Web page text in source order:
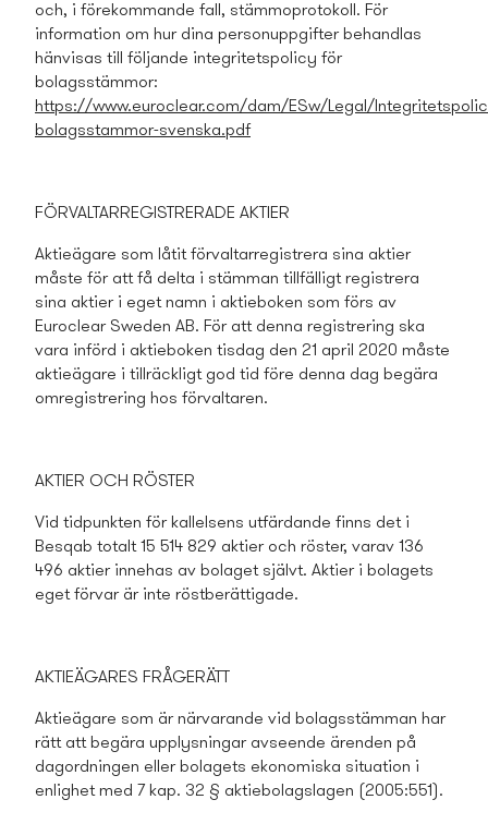
och, i förekommande fall, stämmoprotokoll. För
information om hur dina personuppgifter behandlas
hänvisas till följande integritetspolicy­ för
bolagsstämmor:
https://www.euroclear.com/dam/ESw/Legal/
bolagsstammor-svenska.pdf
FÖRVALTARREGISTRERADE AKTIER
Aktieägare som låtit förvaltarregistrera sina aktier
måste för att få delta i stämman tillfälligt registrera
sina aktier i eget namn i aktieboken som förs av
Euroclear Sweden AB. För att denna registrering ska
vara införd i aktieboken tisdag den 21 april 2020 måste
aktieägare i tillräckligt god tid före denna dag begära
omregistrering hos förvaltaren.
AKTIER OCH RÖSTER
Vid tidpunkten för kallelsens utfärdande finns det i
Besqab totalt 15 514 829 aktier och röster, varav 136
496 aktier innehas av bolaget självt. Aktier i bolagets
eget förvar är inte röstberättigade.
AKTIEÄGARES FRÅGERÄTT
Aktieägare som är närvarande vid bolagsstämman har
rätt att begära upplysningar avseende ärenden på
dagordningen eller bolagets ekonomiska situation i
enlighet med 7 kap. 32 § aktiebolagslagen (2005:551).